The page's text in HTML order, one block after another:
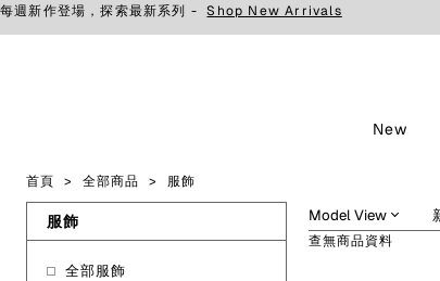
每週新作登場，探索最新系列 -Shop New Arrivals
New
首頁 全部商品 服飾
服飾
全部服飾
查無商品資料